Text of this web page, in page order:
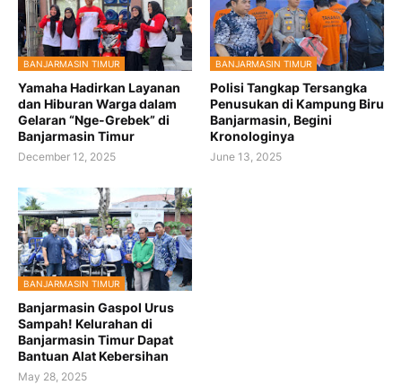
BANJARMASIN TIMUR
Yamaha Hadirkan Layanan
dan Hiburan Warga dalam
Gelaran “Nge-Grebek” di
Banjarmasin Timur
December 12, 2025
BANJARMASIN TIMUR
Polisi Tangkap Tersangka
Penusukan di Kampung Biru
Banjarmasin, Begini
Kronologinya
June 13, 2025
BANJARMASIN TIMUR
Banjarmasin Gaspol Urus
Sampah! Kelurahan di
Banjarmasin Timur Dapat
Bantuan Alat Kebersihan
May 28, 2025